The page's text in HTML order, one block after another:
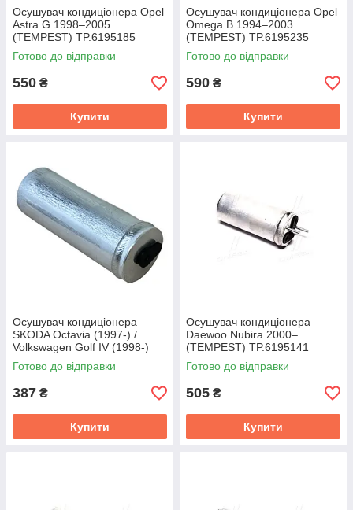
Осушувач кондиціонера Opel
Astra G 1998–2005
(TEMPEST) TP.6195185
Готово до відправки
550 ₴
Купити
Осушувач кондиціонера Opel
Omega B 1994–2003
(TEMPEST) TP.6195235
Готово до відправки
590 ₴
Купити
Осушувач кондиціонера
SKODA Octavia (1997-) /
Volkswagen Golf IV (1998-)
TEMPEST TP.1594310/01
Готово до відправки
387 ₴
Купити
Осушувач кондиціонера
Daewoo Nubira 2000–
(TEMPEST) TP.6195141
Готово до відправки
505 ₴
Купити